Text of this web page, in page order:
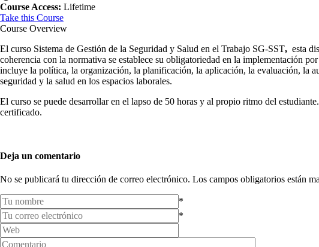
Course Access: Lifetime
Take this Course
Course Overview
El curso Sistema de Gestión de la Seguridad y Salud en el Trabajo SG-SST, esta
coherencia con la normativa se establece su obligatoriedad en la implementación
incluye la política, la organización, la planificación, la aplicación, la evaluación, la
seguridad y la salud en los espacios laborales.
El curso se puede desarrollar en el lapso de 50 horas y al propio ritmo del
certificado.
Deja un comentario
No se publicará tu dirección de correo electrónico. Los campos obligatorios están
*
*